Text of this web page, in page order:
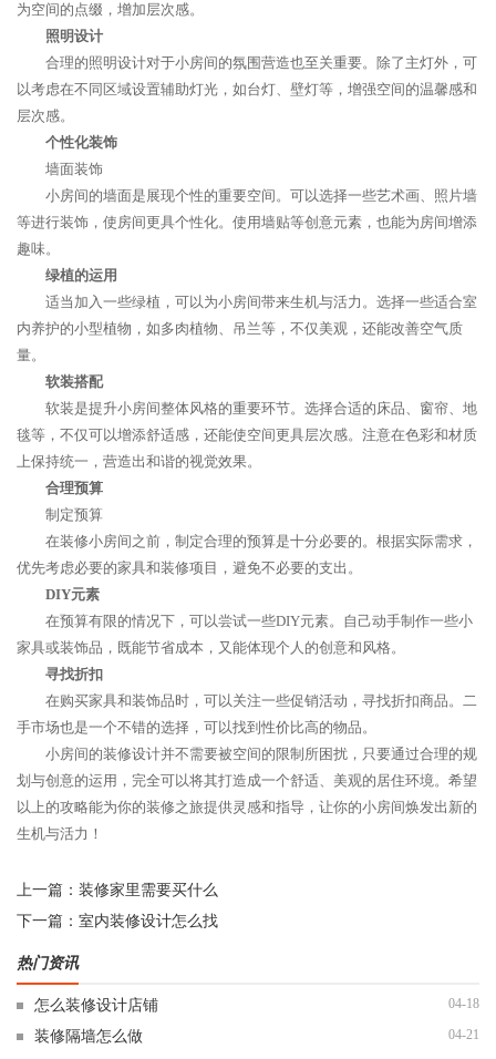
为空间的点缀，增加层次感。
照明设计
合理的照明设计对于小房间的氛围营造也至关重要。除了主灯外，可
以考虑在不同区域设置辅助灯光，如台灯、壁灯等，增强空间的温馨感和
层次感。
个性化装饰
墙面装饰
小房间的墙面是展现个性的重要空间。可以选择一些艺术画、照片墙
等进行装饰，使房间更具个性化。使用墙贴等创意元素，也能为房间增添
趣味。
绿植的运用
适当加入一些绿植，可以为小房间带来生机与活力。选择一些适合室
内养护的小型植物，如多肉植物、吊兰等，不仅美观，还能改善空气质
量。
软装搭配
软装是提升小房间整体风格的重要环节。选择合适的床品、窗帘、地
毯等，不仅可以增添舒适感，还能使空间更具层次感。注意在色彩和材质
上保持统一，营造出和谐的视觉效果。
合理预算
制定预算
在装修小房间之前，制定合理的预算是十分必要的。根据实际需求，
优先考虑必要的家具和装修项目，避免不必要的支出。
DIY元素
在预算有限的情况下，可以尝试一些DIY元素。自己动手制作一些小
家具或装饰品，既能节省成本，又能体现个人的创意和风格。
寻找折扣
在购买家具和装饰品时，可以关注一些促销活动，寻找折扣商品。二
手市场也是一个不错的选择，可以找到性价比高的物品。
小房间的装修设计并不需要被空间的限制所困扰，只要通过合理的规
划与创意的运用，完全可以将其打造成一个舒适、美观的居住环境。希望
以上的攻略能为你的装修之旅提供灵感和指导，让你的小房间焕发出新的
生机与活力！
上一篇： 装修家里需要买什么
下一篇： 室内装修设计怎么找
热门资讯
怎么装修设计店铺 04-18
装修隔墙怎么做
04-21